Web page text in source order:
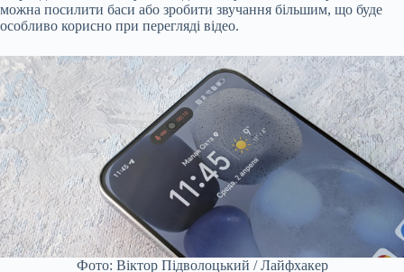
можна посилити баси або зробити звучання більшим, що буде
особливо корисно при перегляді відео.
Фото: Віктор Підволоцький / Лайфхакер